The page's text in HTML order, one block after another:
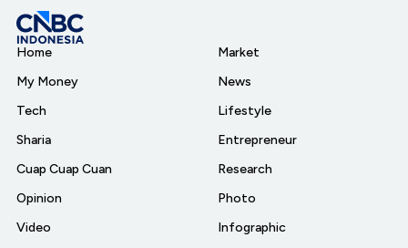
Home
My Money
Tech
Sharia
Cuap Cuap Cuan
Opinion
Video
Market
News
Lifestyle
Entrepreneur
Research
Photo
Infographic